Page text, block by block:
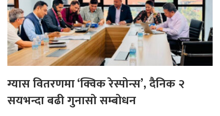
ग्यास वितरणमा ‘क्विक रेस्पोन्स’, दैनिक २
सयभन्दा बढी गुनासो सम्बोधन